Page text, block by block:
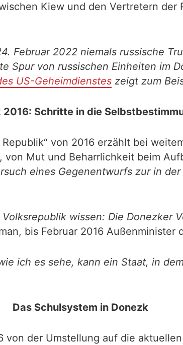
Kiew und den Vertretern
Februar 2022 niemals russische
Spur von russischen Einheiten im
US-Geheimdienstes zeigt zum
2016: Schritte in die
von 2016 erzählt bei
Mut und Beharrlichkeit beim
eines Gegenentwurfs zur in
wissen: Die Donezker
bis Februar 2016 Außenminister
ich es sehe, kann ein Staat, in
Das Schulsystem in Donezk
von der Umstellung auf die